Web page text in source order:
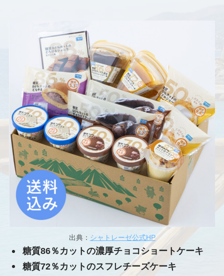
出典： シャトレーゼ公式HP
糖質86％カットの濃厚チョコショートケーキ
糖質72％カットのスフレチーズケーキ